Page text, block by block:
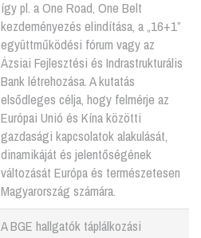
így pl. a One Road, One Belt
kezdeményezés elindítása, a „16+1”
együttműködési fórum vagy az
Ázsiai Fejlesztési és Indrastrukturális
Bank létrehozása. A kutatás
elsődleges célja, hogy felmérje az
Európai Unió és Kína közötti
gazdasági kapcsolatok alakulását,
dinamikáját és jelentőségének
változását Európa és természetesen
Magyarország számára.
A BGE hallgatók táplálkozási